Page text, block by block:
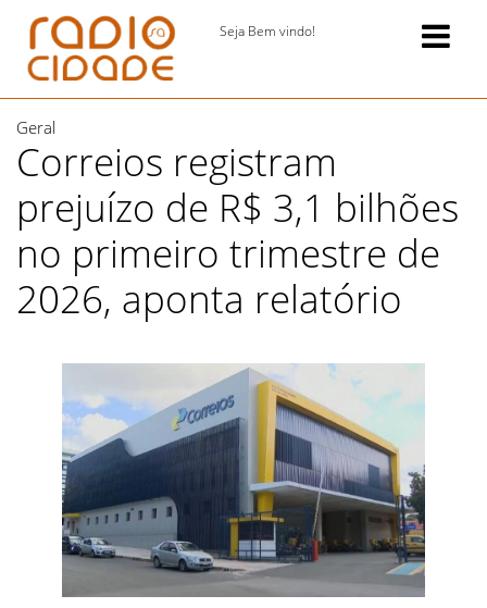
Seja Bem vindo!
Geral
Correios registram
prejuízo de R$ 3,1 bilhões
no primeiro trimestre de
2026, aponta relatório